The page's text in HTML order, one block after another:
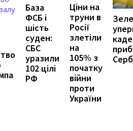
База
ФСБ і
шість
суден:
СБС
уразили
102 цілі
РФ
Ціни на
труни в
Росії
злетіли
на
105% з
початку
війни
проти
України